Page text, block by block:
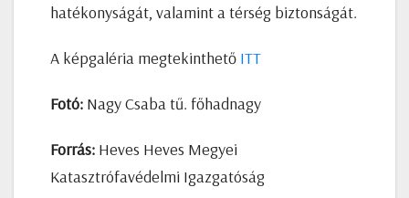
hatékonyságát, valamint a térség biztonságát.
A képgaléria megtekinthető ITT
Fotó: Nagy Csaba tű. főhadnagy
Forrás: Heves Heves Megyei
Katasztrófavédelmi Igazgatóság